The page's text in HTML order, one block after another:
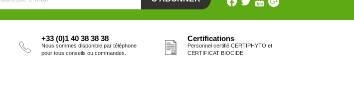
+33 (0)1 40 38 38 38
Nous sommes disponible par téléphone
pour tous conseils ou commandes.
Certifications
Personnel certifié CERTIPHYTO et
CERTIFICAT BIOCIDE